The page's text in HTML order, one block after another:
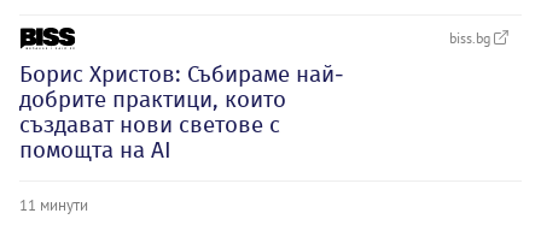
biss.bg
Борис Христов: Събираме най-
добрите практици, които
създават нови светове с
помощта на AI
11 минути